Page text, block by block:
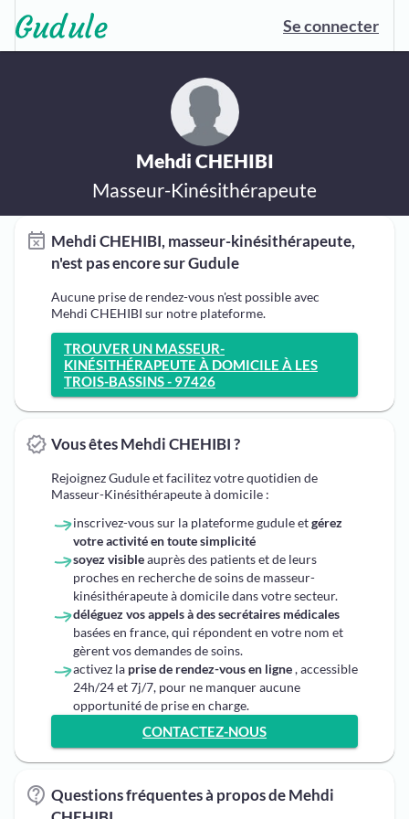
Se connecter
Mehdi CHEHIBI
Masseur-Kinésithérapeute
Mehdi CHEHIBI, masseur-kinésithérapeute,
n'est pas encore sur Gudule
Aucune prise de rendez-vous n'est possible avec
Mehdi CHEHIBI sur notre plateforme.
TROUVER UN MASSEUR-
KINÉSITHÉRAPEUTE À DOMICILE À LES
TROIS-BASSINS - 97426
Vous êtes Mehdi CHEHIBI ?
Rejoignez Gudule et facilitez votre quotidien de
Masseur-Kinésithérapeute à domicile :
inscrivez-vous sur la plateforme gudule etgérez
votre activité en toute simplicité
soyez visibleauprès des patients et de leurs
proches en recherche de soins de masseur-
kinésithérapeute à domicile dans votre secteur.
déléguez vos appels à des secrétaires médicales
basées en france, qui répondent en votre nom et
gèrent vos demandes de soins.
activez la prise de rendez-vous en ligne, accessible
24h/24 et 7j/7, pour ne manquer aucune
opportunité de prise en charge.
CONTACTEZ-NOUS
Questions fréquentes à propos de Mehdi